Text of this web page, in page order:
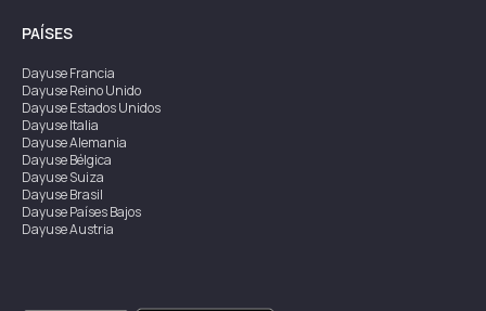
PAÍSES
DayuseFrancia
DayuseReino Unido
DayuseEstados Unidos
DayuseItalia
DayuseAlemania
DayuseBélgica
DayuseSuiza
DayuseBrasil
DayusePaíses Bajos
DayuseAustria